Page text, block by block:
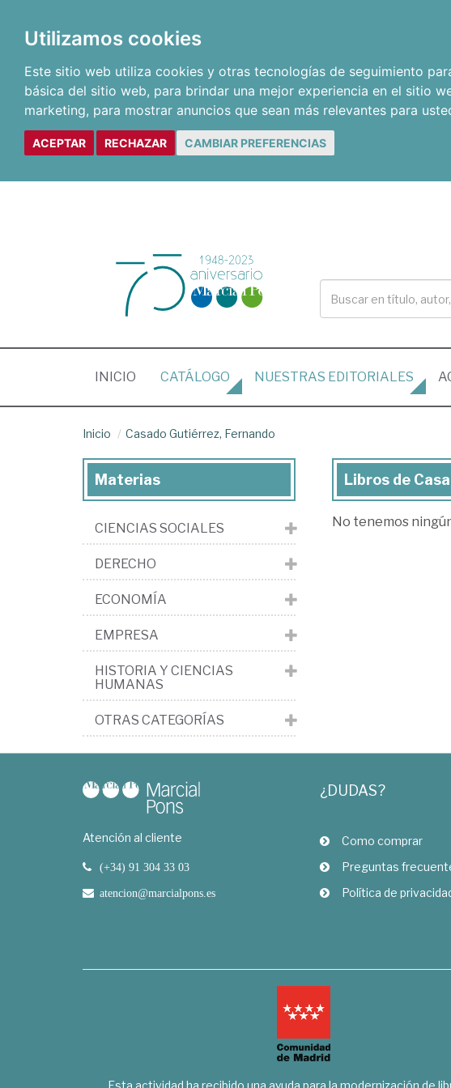
Utilizamos cookies
Este sitio web utiliza cookies y otras tecnologías de seguimiento
básica del sitio web, para brindar una mejor experiencia en el sitio
marketing, para mostrar anuncios que sean más relevantes para
ACEPTAR RECHAZAR CAMBIAR PREFERENCIAS
INICIO (CURRENT)
CATÁLOGO NUESTRAS EDITORIALES
Inicio Casado Gutiérrez, Fernando
Libros
de
Libros de
No tenemos
Materias
CIENCIAS SOCIALES
DERECHO
ECONOMÍA
EMPRESA
HISTORIA Y CIENCIAS
HUMANAS
OTRAS CATEGORÍAS
Atención al cliente
(+34) 91 304 33 03
atencion@marcialpons.es
¿DUDAS?
Como comprar
Preguntas
Política de